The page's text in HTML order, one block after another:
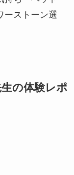
ーストーン選
の体験レポ